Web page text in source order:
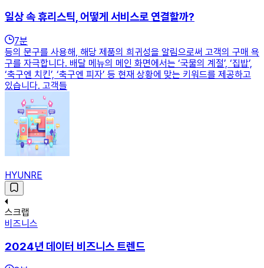
일상 속 휴리스틱, 어떻게 서비스로 연결할까?
7분
등의 문구를 사용해, 해당 제품의 희귀성을 알림으로써 고객의 구매 욕
구를 자극합니다. 배달 메뉴의 메인 화면에서는 ‘국물의 계절’, ‘집밥’,
‘축구엔 치킨’, ‘축구엔 피자’ 등 현재 상황에 맞는 키워드를 제공하고
있습니다. 고객들
HYUNRE
스크랩
비즈니스
2024년 데이터 비즈니스 트렌드